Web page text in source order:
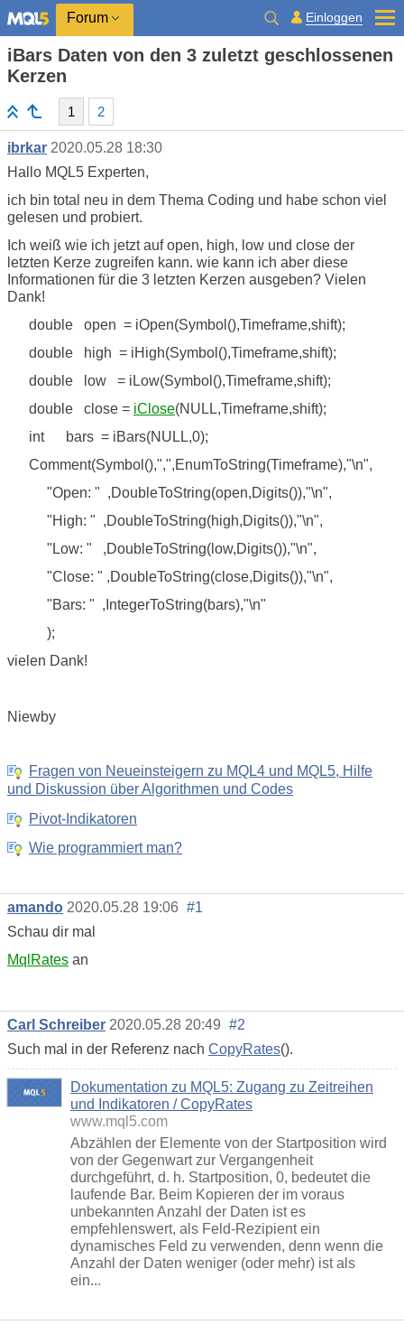
Forum Einloggen
iBars Daten von den 3 zuletzt geschlossenen
Kerzen
1 2
ibrkar 2020.05.28 18:30
Hallo MQL5 Experten,
ich bin total neu in dem Thema Coding und habe schon viel
gelesen und probiert.
Ich weiß wie ich jetzt auf open, high, low und close der
letzten Kerze zugreifen kann. wie kann ich aber diese
Informationen für die 3 letzten Kerzen ausgeben? Vielen
Dank!
double open = iOpen(Symbol(),Timeframe,shift);
double high = iHigh(Symbol(),Timeframe,shift);
double low = iLow(Symbol(),Timeframe,shift);
double close = iClose(NULL,Timeframe,shift);
int bars = iBars(NULL,0);
Comment(Symbol(),",",EnumToString(Timeframe),"\n",
"Open: " ,DoubleToString(open,Digits()),"\n",
"High: " ,DoubleToString(high,Digits()),"\n",
"Low: " ,DoubleToString(low,Digits()),"\n",
"Close: " ,DoubleToString(close,Digits()),"\n",
"Bars: " ,IntegerToString(bars),"\n"
);
vielen Dank!
Niewby
Fragen von Neueinsteigern zu MQL4 und MQL5, Hilfe
und Diskussion über Algorithmen und Codes
Pivot-Indikatoren
Wie programmiert man?
amando 2020.05.28 19:06 #1
Schau dir mal
MqlRates an
Carl Schreiber 2020.05.28 20:49 #2
Such mal in der Referenz nach CopyRates().
Dokumentation zu MQL5: Zugang zu Zeitreihen
und Indikatoren / CopyRates
www.mql5.com
Abzählen der Elemente von der Startposition wird
von der Gegenwart zur Vergangenheit
durchgeführt, d. h. Startposition, 0, bedeutet die
laufende Bar. Beim Kopieren der im voraus
unbekannten Anzahl der Daten ist es
empfehlenswert, als Feld-Rezipient ein
dynamisches Feld zu verwenden, denn wenn die
Anzahl der Daten weniger (oder mehr) ist als
ein...